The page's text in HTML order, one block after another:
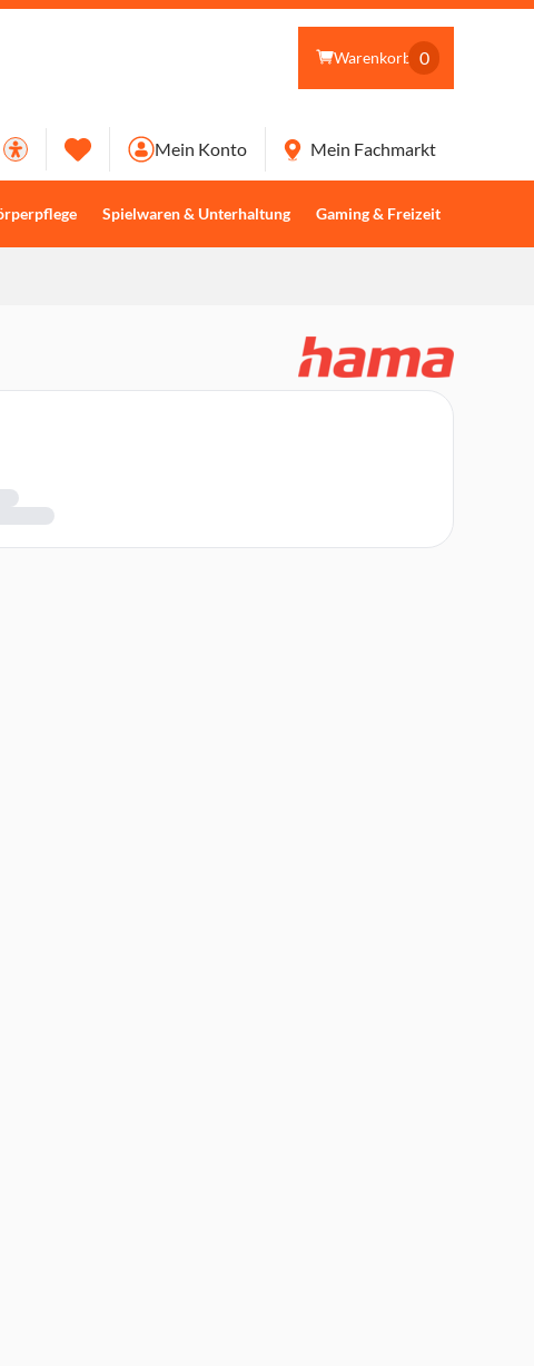
Warenkorb 0
Spielwaren & Unterhaltung Gaming & Freizeit
Mein Konto Mein Fachmarkt